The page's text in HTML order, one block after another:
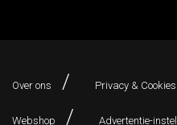
Over ons Privacy &
Webshop Advertentie-